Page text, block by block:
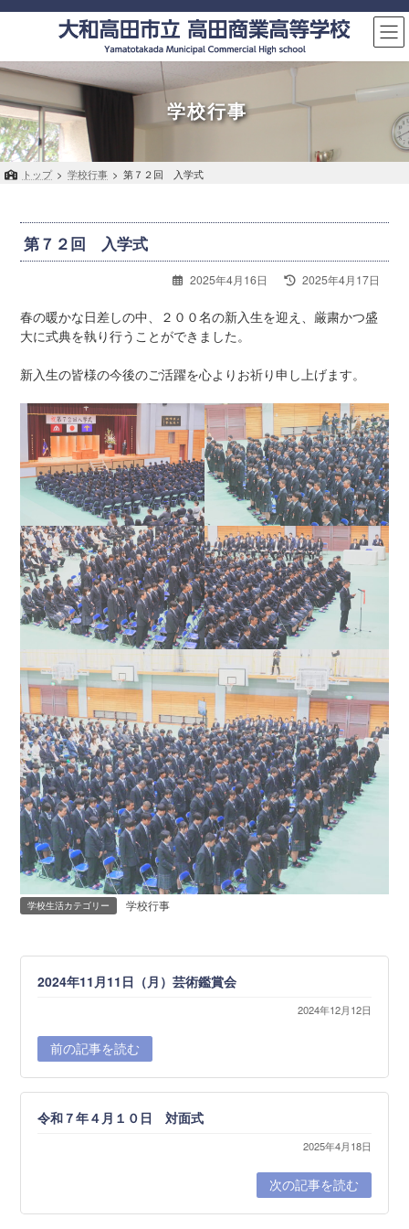
コ
ン
へ
ス
キ
ッ
プ
ナ
ー
ョ
ン
に
移
動
学校行事
トップ > 学校行事 > 第７２回 入学式
第７２回 入学式
2025年4月16日
最
新
:
2025年4月17日
春の暖かな日差しの中、２００名の新入生を迎え、厳粛かつ盛
大に式典を執り行うことができました。
新入生の皆様の今後のご活躍を心よりお祈り申し上げます。
学校生活カテゴリー 学校行事
2024年11月11日（月）芸術鑑賞会
2024年12月12日
前の記事を読む
令和７年４月１０日 対面式
2025年4月18日
次の記事を読む